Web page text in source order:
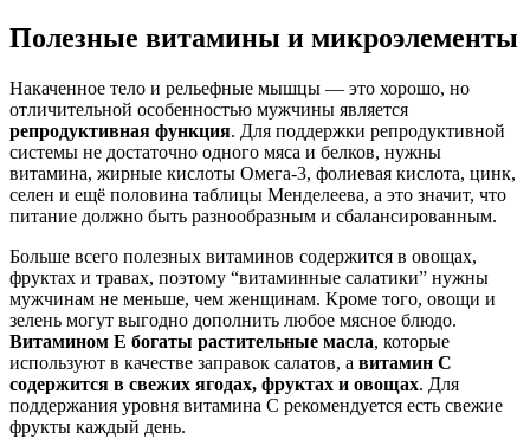
Полезные витамины и микроэлементы
Накаченное тело и рельефные мышцы — это хорошо, но
отличительной особенностью мужчины является
репродуктивная функция. Для поддержки репродуктивной
системы не достаточно одного мяса и белков, нужны
витамина, жирные кислоты Омега-3, фолиевая кислота, цинк,
селен и ещё половина таблицы Менделеева, а это значит, что
питание должно быть разнообразным и сбалансированным.
Больше всего полезных витаминов содержится в овощах,
фруктах и травах, поэтому “витаминные салатики” нужны
мужчинам не меньше, чем женщинам. Кроме того, овощи и
зелень могут выгодно дополнить любое мясное блюдо.
Витамином E богаты растительные масла, которые
используют в качестве заправок салатов, а витамин C
содержится в свежих ягодах, фруктах и овощах. Для
поддержания уровня витамина С рекомендуется есть свежие
фрукты каждый день.